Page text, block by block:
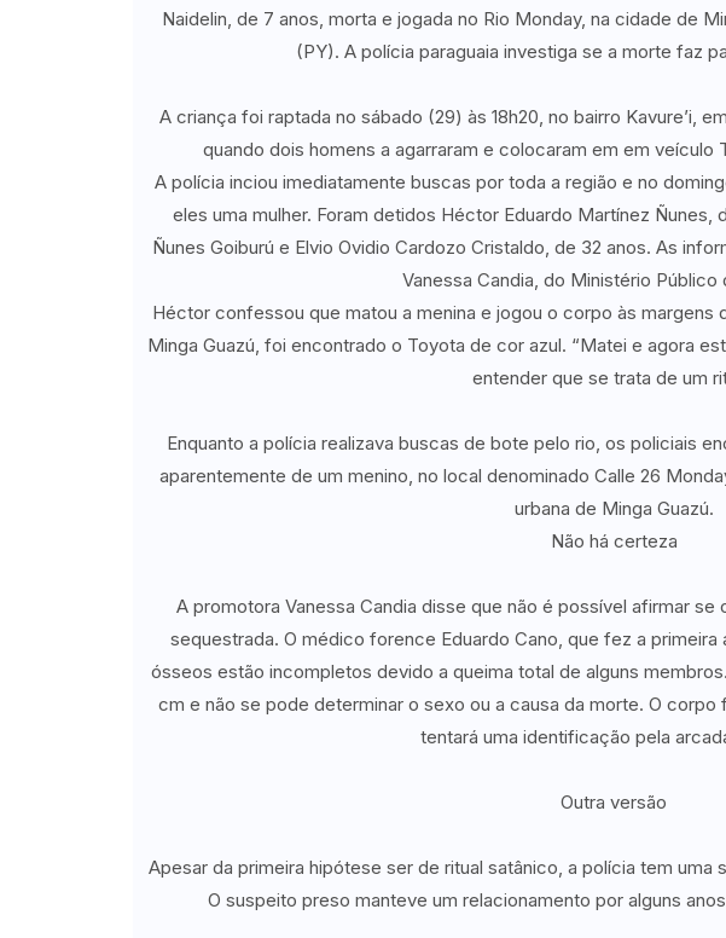
Naidelin, de 7 anos, morta e jogada no Rio Monday, na cidade de
(PY). A polícia paraguaia investiga se a morte faz
A criança foi raptada no sábado (29) às 18h20, no bairro Kavure’i,
quando dois homens a agarraram e colocaram em em veículo
A polícia inciou imediatamente buscas por toda a região e no
eles uma mulher. Foram detidos Héctor Eduardo Martínez Ñunes,
Ñunes Goiburú e Elvio Ovidio Cardozo Cristaldo, de 32 anos. As
Vanessa Candia, do Ministério Público
Héctor confessou que matou a menina e jogou o corpo às margens
Minga Guazú, foi encontrado o Toyota de cor azul. “Matei e agora
entender que se trata de um
Enquanto a polícia realizava buscas de bote pelo rio, os policiais
aparentemente de um menino, no local denominado Calle 26
urbana de Minga Guazú.
Não há certeza
A promotora Vanessa Candia disse que não é possível afirmar
sequestrada. O médico forence Eduardo Cano, que fez a
ósseos estão incompletos devido a queima total de alguns
cm e não se pode determinar o sexo ou a causa da morte. O
tentará uma identificação pela
Outra versão
Apesar da primeira hipótese ser de ritual satânico, a polícia tem uma
O suspeito preso manteve um relacionamento por alguns